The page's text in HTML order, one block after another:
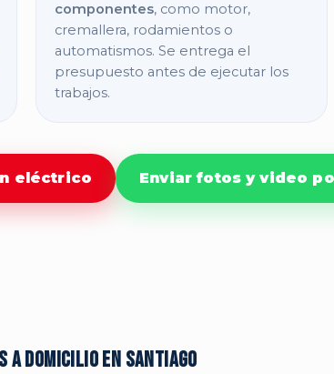
componentes, como motor,
cremallera, rodamientos o
automatismos. Se entrega el
presupuesto antes de ejecutar los
trabajos.
eléctrico Enviar fotos y video
domicilio en Santiago